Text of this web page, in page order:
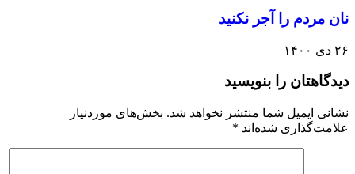
نان مردم را آجر نکنید
۲۶ دی ۱۴۰۰
دیدگاهتان را بنویسید
نشانی ایمیل شما منتشر نخواهد شد. بخش‌های موردنیاز
علامت‌گذاری شده‌اند *